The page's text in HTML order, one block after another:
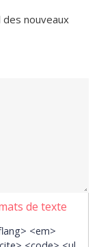
nouveaux
de texte
<em>